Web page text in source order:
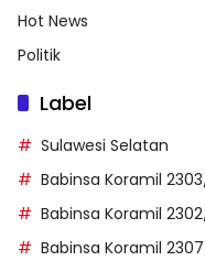
Hot News
Politik
Label
Sulawesi Selatan
Babinsa Koramil
Babinsa Koramil
Babinsa Koramil